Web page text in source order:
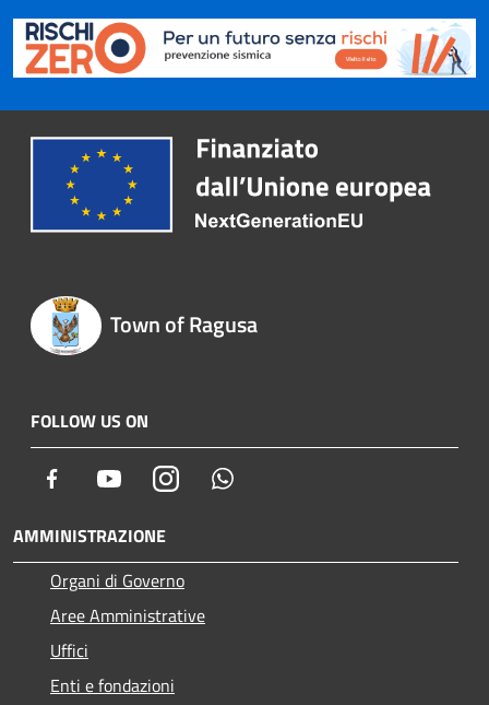
Town of Ragusa
FOLLOW US ON
Facebook YoutubeInstagram
AMMINISTRAZIONE
Organi di Governo
Aree Amministrative
Uffici
Enti e fondazioni